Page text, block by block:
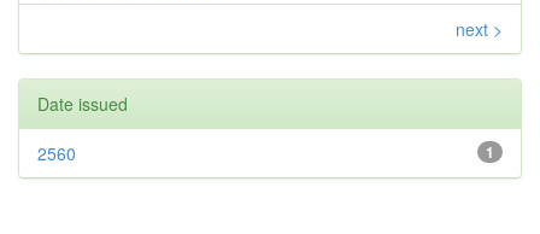
next >
Date issued
1
2560